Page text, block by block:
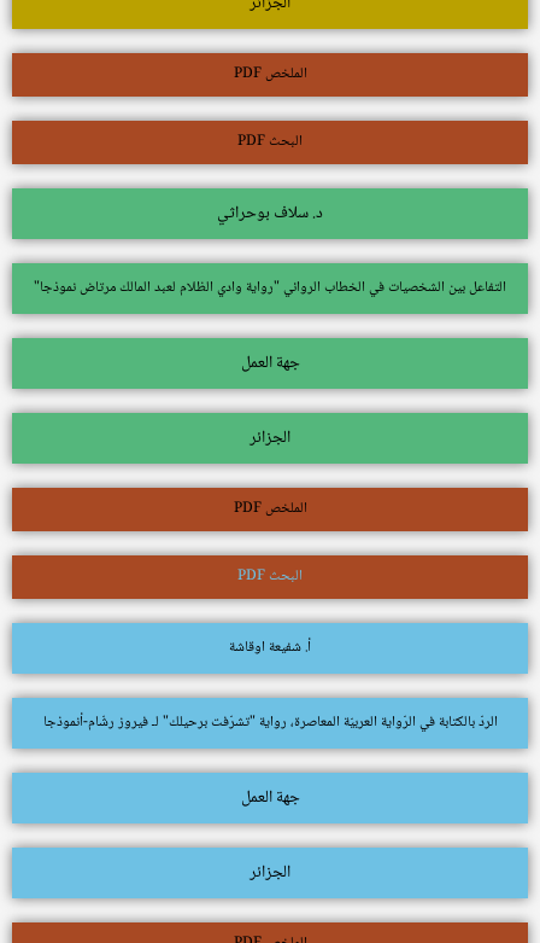
الملخص PDF
البحث PDF
د. سلاف بوحراثي
التفاعل بين الشخصيات في الخطاب الروائي "رواية وادي الظلام لعبد المالك مرتاض نموذجا"
جهة العمل
الجزائر
الملخص PDF
البحث PDF
أ. شفيعة اوقاشة
الردّ بالكتابة في الرّواية العربيّة المعاصرة، رواية "تشرّفت برحيلك" لـ فيروز رشّام-أنموذجا
جهة العمل
الجزائر